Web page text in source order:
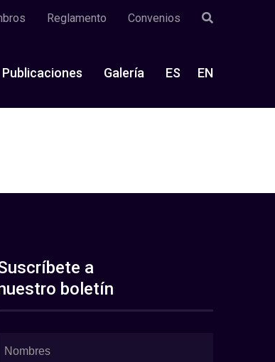
Reglamento Convenios
Publicaciones Galería ES EN
a
boletín